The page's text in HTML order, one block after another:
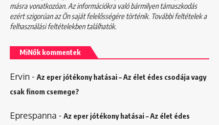
másra vonatkozóan. Az információkra való bármilyen támaszkodás
ezért szigorúan az Ön saját felelősségére történik. További feltételek a
felhasználási feltételekbentalálhatók.
MiNők kommentek
Ervin - Az eper jótékony hatásai – Az élet édes csodája vagy
csak finom csemege?
Eprespanna - Az eper jótékony hatásai – Az élet édes